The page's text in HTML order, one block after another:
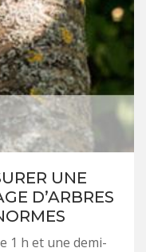
UNE
D’ARBRES
1 h et une demi-